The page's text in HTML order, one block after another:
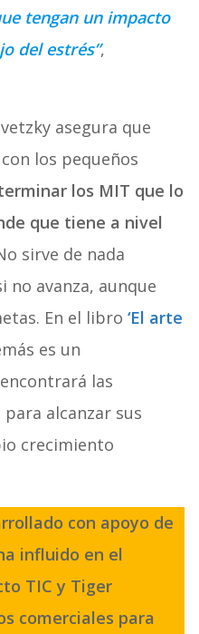
tengan un impacto
del estrés”,
asegura que
los pequeños
los MIT que lo
que tiene a nivel
sirve de nada
no avanza, aunque
En el libro ‘El arte
es un
las
alcanzar sus
crecimiento
con apoyo de
influido en el
TIC y Tiger
comerciales para